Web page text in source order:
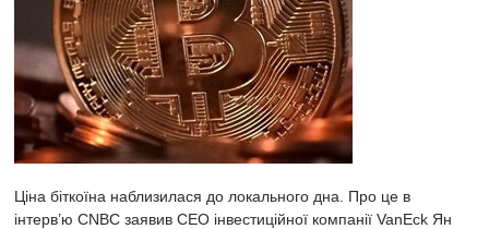
Ціна біткоїна наблизилася до локального дна. Про це в
інтерв’ю CNBC заявив CEO інвестиційної компанії VanEck Ян